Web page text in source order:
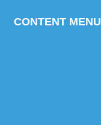
CONTENT MENU